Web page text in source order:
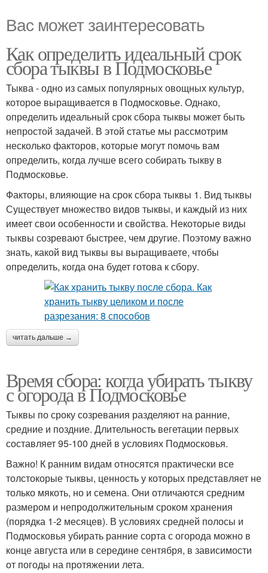
Вас может заинтересовать
Как определить идеальный срок
сбора тыквы в Подмосковье
Тыква - одно из самых популярных овощных культур,
которое выращивается в Подмосковье. Однако,
определить идеальный срок сбора тыквы может быть
непростой задачей. В этой статье мы рассмотрим
несколько факторов, которые могут помочь вам
определить, когда лучше всего собирать тыкву в
Подмосковье.
Факторы, влияющие на срок сбора тыквы 1. Вид тыквы
Существует множество видов тыквы, и каждый из них
имеет свои особенности и свойства. Некоторые виды
тыквы созревают быстрее, чем другие. Поэтому важно
знать, какой вид тыквы вы выращиваете, чтобы
определить, когда она будет готова к сбору.
читать дальше →
Время сбора: когда убирать тыкву
с огорода в Подмосковье
Тыквы по сроку созревания разделяют на ранние,
средние и поздние. Длительность вегетации первых
составляет 95-100 дней в условиях Подмосковья.
Важно! К ранним видам относятся практически все
толстокорые тыквы, ценность у которых представляет не
только мякоть, но и семена. Они отличаются средним
размером и непродолжительным сроком хранения
(порядка 1-2 месяцев). В условиях средней полосы и
Подмосковья убирать ранние сорта с огорода можно в
конце августа или в середине сентября, в зависимости
от погоды на протяжении лета.